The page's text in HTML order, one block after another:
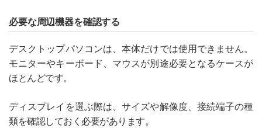
必要な周辺機器を確認する
デスクトップパソコンは、本体だけでは使用できません。
モニターやキーボード、マウスが別途必要となるケースが
ほとんどです。
ディスプレイを選ぶ際は、サイズや解像度、接続端子の種
類を確認しておく必要があります。